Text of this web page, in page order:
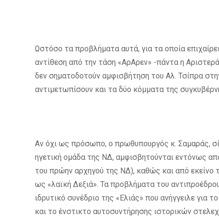
Ωστόσο τα προβλήματα αυτά, για τα οποία
αντίθεση από την τάση «ΑρΑρεν» -πάντα η
δεν σηματοδοτούν αμφισβήτηση του Αλ. Τσίπρα
αντιμετωπίσουν και τα δύο κόμματα της
Αν όχι ως πρόσωπο, ο πρωθυπουργός κ. Σαμαράς,
ηγετική ομάδα της ΝΔ, αμφισβητούνται εντόνως
του πρώην αρχηγού της ΝΔ), καθώς και από εκείνο
ως «λαϊκή Δεξιά». Τα προβλήματα του
ιδρυτικό συνέδριο της «Ελιάς» που ανήγγειλε
και το ένστικτο αυτοσυντήρησης ιστορικών